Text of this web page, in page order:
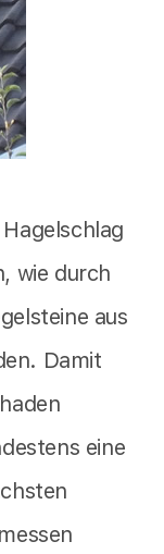
wie durch
aus
Damit
eine